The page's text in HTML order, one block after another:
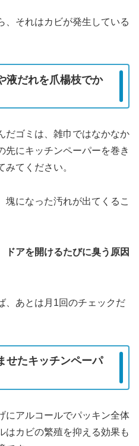
、それはカビが発生している
液だれを爪楊枝でか
だゴミは、雑巾ではなかなか
先にキッチンペーパーを巻き
てください。
塊になった汚れが出てくるこ
ドアを開けるたびに臭う原因
、あとは月1回のチェックだ
せたキッチンペーパ
にアルコールでパッキン全体
はカビの繁殖を抑える効果も